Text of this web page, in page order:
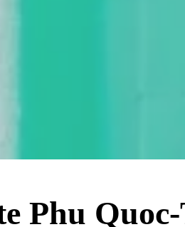
Phu